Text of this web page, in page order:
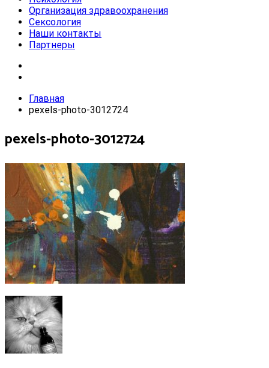
Организация здравоохранения
Сексология
Наши контакты
Партнеры
Главная
pexels-photo-3012724
pexels-photo-3012724